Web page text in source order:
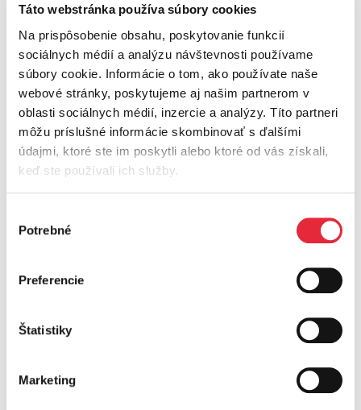
Táto webstránka používa súbory cookies
Na prispôsobenie obsahu, poskytovanie funkcií
sociálnych médií a analýzu návštevnosti používame
súbory cookie. Informácie o tom, ako používate naše
webové stránky, poskytujeme aj našim partnerom v
oblasti sociálnych médií, inzercie a analýzy. Títo partneri
môžu príslušné informácie skombinovať s ďalšími
údajmi, ktoré ste im poskytli alebo ktoré od vás získali,
keď ste používali ich služby.
súhlasu
Potrebné
Preferencie
Štatistiky
Marketing
Stále aktíva tvoria najmä finančné investície do dcérskych
základné imanie a zákonný rezervný fond. Dlhodobé záväzky súvisia s
financovaním skupiny ZSE prostredníctvom dlhopisov a bankových
úverov.
Hlavným zdrojom príjmov a EBITDA v ZSE je príjem z dividend od
dcérskych spoločností a majetkových účastí. Ďalším významným
zdrojom sú tržby z poskytovania podporných aktivít dcérskym
spoločnostiam.
Výročné správy
vykazovania informácií o
udržateľnosti a individuálnej
Ďalšie hospodárske výsledky
a. s.
Energetika Slovensko, a.s.
E.SK Centrum služieb, s.r.o.